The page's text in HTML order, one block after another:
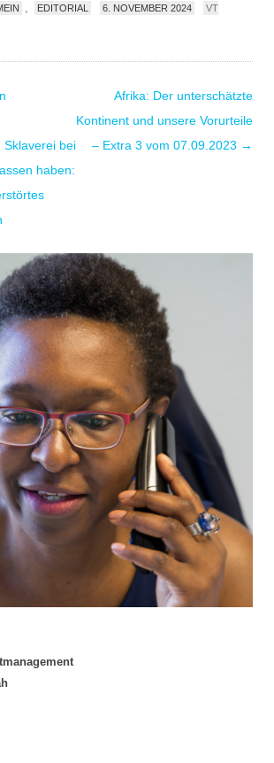
, EDITORIAL 6. NOVEMBER 2024
VT
Sklaverei bei
haben:
Afrika: Der unterschätzte
Kontinent und unsere Vorurteile
– Extra 3 vom 07.09.2023 →